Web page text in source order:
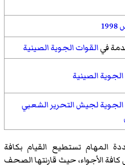
1998
فيالقوات الجوية الصينية
الصينية
الجوية لجيش التحرير الشعبي
متعددة المهام تستطيع القيام بكافة
في كافة الأجواء، حيث قارنتها الصحف